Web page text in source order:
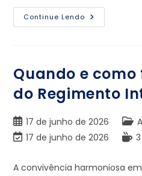
Continue Lendo
Quando e
do Regimento
17 de junho de 2026
17 de junho de 2026
A convivência harmoniosa